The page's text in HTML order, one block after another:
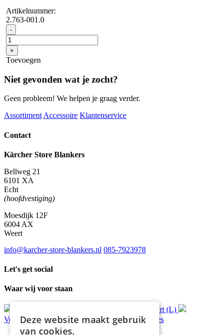
Artikelnummer:
2.763-001.0
- Borstelkop
D55
S
aantal
+
Toevoegen
Niet gevonden wat je zocht?
Geen probleem! We helpen je graag verder.
Assortiment Accessoire Klantenservice
Contact
Kärcher Store Blankers
Bellweg 21
6101 XA
Echt
(hoofdvestiging)
Moesdijk 12F
6004 AX
Weert
info@karcher-store-blankers.nl 085-7923978
Let's get social
Waar wij voor staan
Ophalen in Echt of Weert (L)
Verzondenbinnen 48 uur* Persoonlijk advies
Deze website maakt gebruik
van cookies.